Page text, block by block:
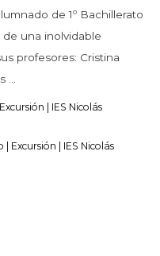
de 1º Bachillerato
una inolvidable
profesores: Cristina
…
Excursión
IES Nicolás
Excursión
IES Nicolás